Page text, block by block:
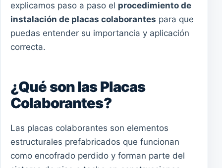
explicamos paso a paso el procedimiento de
instalación de placas colaborantes para que
puedas entender su importancia y aplicación
correcta.
¿Qué son las Placas
Colaborantes?
Las placas colaborantes son elementos
estructurales prefabricados que funcionan
como encofrado perdido y forman parte del